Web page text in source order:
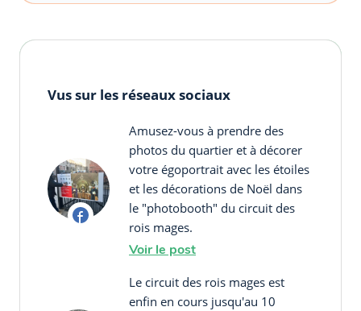
Vus sur les réseaux sociaux
Amusez-vous à prendre des
photos du quartier et à décorer
votre égoportrait avec les étoiles
et les décorations de Noël dans
le "photobooth" du circuit des
rois mages.
Voir le post
Le circuit des rois mages est
enfin en cours jusqu'au 10